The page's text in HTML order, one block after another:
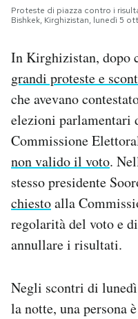
SHOP
CALENDARIO
AREA PERSONALE
Area Personale
Newsletter
Notifiche mobile
Regala il Post
Hai bisogno di aiuto?
Esci
Proteste di piazza contro i
Bishkek, Kirghizistan, lunedì 5
In Kirghizistan, dopo
grandi proteste e
che avevano
elezioni parlamentari
Commissione
non valido il voto.
stesso presidente
chiestoalla
regolarità del voto e
annullare i risultati.
Negli scontri di
la notte, una persona